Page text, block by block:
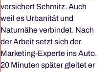
versichert Schmitz. Auch
weil es Urbanität und
Naturnähe verbindet. Nach
der Arbeit setzt sich der
Marketing-Experte ins Auto.
20 Minuten später gleitet er